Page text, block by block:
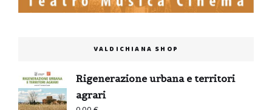
VALDICHIANA SHOP
Rigenerazione urbana e territori
agrari